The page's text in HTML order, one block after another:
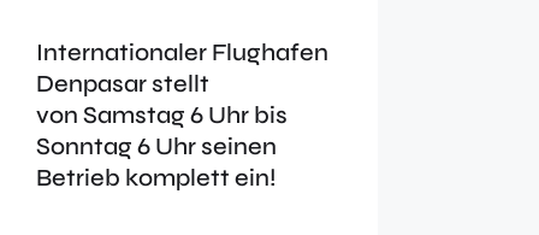
Internationaler Flughafen
Denpasar stellt
von Samstag 6 Uhr bis
Sonntag 6 Uhr seinen
Betrieb komplett ein!